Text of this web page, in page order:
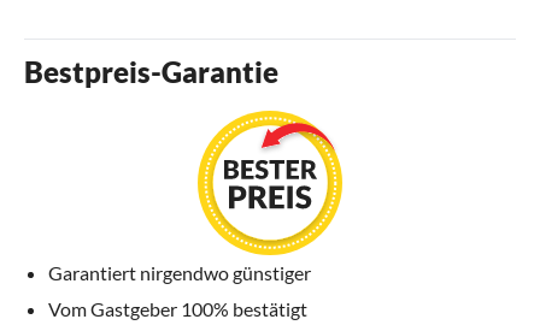
Bestpreis-Garantie
Garantiert nirgendwo günstiger
Vom Gastgeber 100% bestätigt